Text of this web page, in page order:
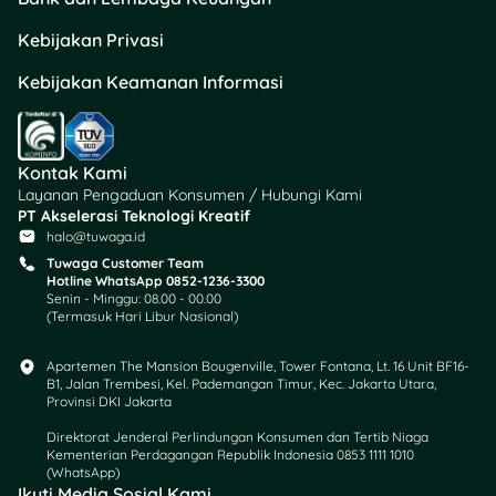
jadi lebih mahal, atau
Pilih nanggung
sendiri PPN 12%
tanpa naikin harga
produk biar nggak
kehilangan
pelanggan, tapi
margin keuntungan
lebih dikit.
2. Efek pada Ekosistem
Digital
Pengenaan PPN 12% ke
biaya layanan uang
adopsi teknologi
pembayaran digital jadi
Kebijakan Privasi
Kebijakan Keamanan Informasi
Kontak Kami
Layanan Pengaduan Konsumen / Hubungi Kami
PT Akselerasi Teknologi Kreatif
halo@tuwaga.id
Tuwaga Customer Team
Hotline WhatsApp 0852-1236-3300
Senin - Minggu: 08.00 - 00.00
(Termasuk Hari Libur Nasional)
Apartemen The Mansion Bougenville, Tower Fontana, Lt. 16 Unit BF16-
B1, Jalan Trembesi, Kel. Pademangan Timur, Kec. Jakarta Utara,
Provinsi DKI Jakarta
Direktorat Jenderal Perlindungan Konsumen dan Tertib Niaga
Kementerian Perdagangan Republik Indonesia 0853 1111 1010
(WhatsApp)​